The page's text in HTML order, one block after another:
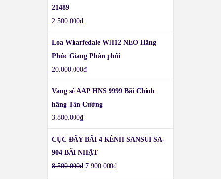
21489
2.500.000₫
Loa Wharfedale WH12 NEO Hãng
Phúc Giang Phân phối
20.000.000₫
Vang số AAP HNS 9999 Bãi Chính
hãng Tân Cường
3.800.000₫
CỤC ĐẨY BÃI 4 KÊNH SANSUI SA-
904 BÃI NHẬT
8.500.000₫ 7.900.000₫